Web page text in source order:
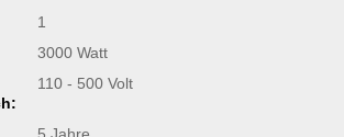
1
3000 Watt
110 - 500 Volt